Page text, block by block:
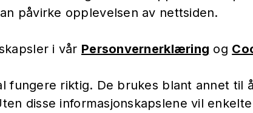
påvirke opplevelsen av nettsiden.
i vår Personvernerklæring og
fungere riktig. De brukes blant annet til
disse informasjonskapslene vil